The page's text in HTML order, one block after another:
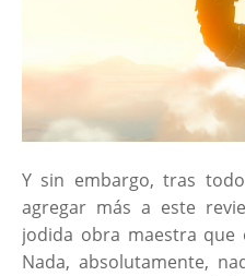
Y sin embargo, tras
agregar más a este
jodida obra maestra que
Nada, absolutamente,